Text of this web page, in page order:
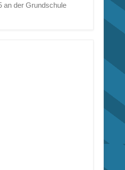
an der Grundschule